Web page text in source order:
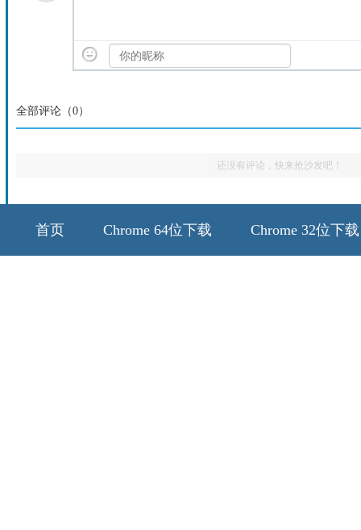
全部评论（0）
还没有评论，快来抢沙发吧！
首页 Chrome 64位下载 Chrome 32位下载